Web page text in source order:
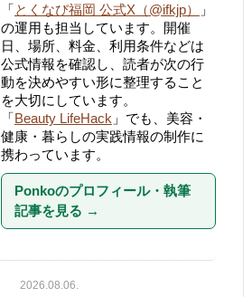
「とくなび福岡 公式X（@ifkjp）
」
の運用も担当しています。開催
日、場所、料金、利用条件などは
公式情報を確認し、読者が次の行
動を決めやすい形に整理すること
を大切にしています。
「Beauty LifeHack 」でも、美容・
健康・暮らしの実践情報の制作に
携わっています。
Ponkoのプロフィール・執筆
記事を見る →
2026.08.06.